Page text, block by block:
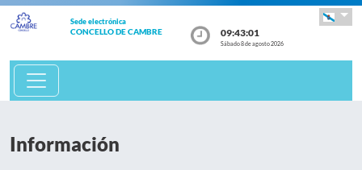
Sede electrónica
CONCELLO DE CAMBRE 09:43:01
Sábado 8 de agosto 2026
Información